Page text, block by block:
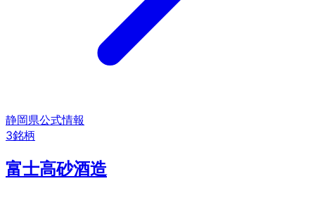
静岡県公式情報
3銘柄
富士高砂酒造